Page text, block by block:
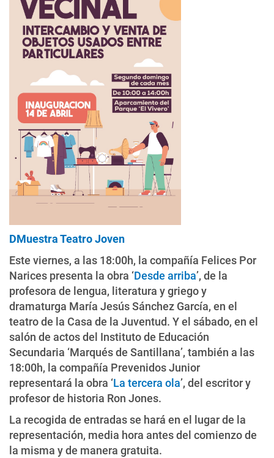
DMuestra Teatro Joven
Este viernes, a las 18:00h, la compañía Felices Por
Narices presenta la obra ‘Desde arriba’, de la
profesora de lengua, literatura y griego y
dramaturga María Jesús Sánchez García, en el
teatro de la Casa de la Juventud. Y el sábado, en el
salón de actos del Instituto de Educación
Secundaria ‘Marqués de Santillana’, también a las
18:00h, la compañía Prevenidos Junior
representará la obra ‘La tercera ola’, del escritor y
profesor de historia Ron Jones.
La recogida de entradas se hará en el lugar de la
representación, media hora antes del comienzo de
la misma y de manera gratuita.